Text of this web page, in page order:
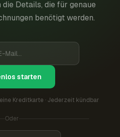
Details, die für genaue
benötigt werden.
starten
Kreditkarte · Jederzeit kündbar
Oder